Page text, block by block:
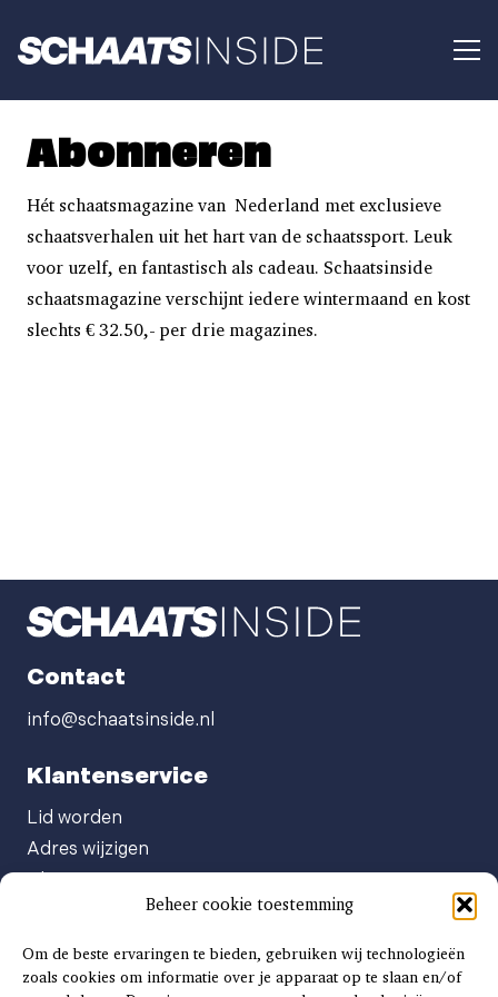
Beheer cookie toestemming
Om de beste ervaringen te bieden, gebruiken wij technologieën
zoals cookies om informatie over je apparaat op te slaan en/of
Abonneren
Hét schaatsmagazine van Nederland met exclusieve
schaatsverhalen uit het hart van de schaatssport. Leuk
voor uzelf, en fantastisch als cadeau. Schaatsinside
schaatsmagazine verschijnt iedere wintermaand en kost
slechts € 32.50,- per drie magazines.
Contact
info@schaatsinside.nl
Klantenservice
Lid worden
Adres wijzigen
Abonnement opzeggen
Afgeven automatische incasso
Factuur betalen